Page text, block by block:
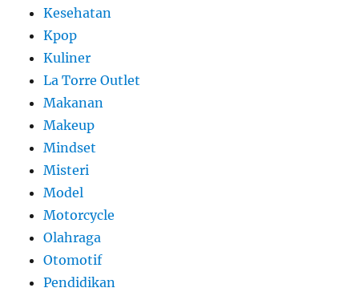
Kesehatan
Kpop
Kuliner
La Torre Outlet
Makanan
Makeup
Mindset
Misteri
Model
Motorcycle
Olahraga
Otomotif
Pendidikan